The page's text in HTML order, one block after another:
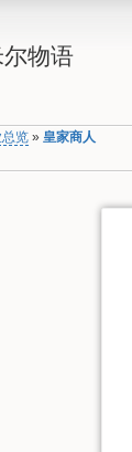
物语
览 »皇家商人